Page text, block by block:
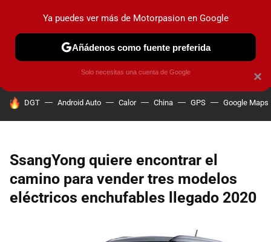
PRUEBAS COCHES ELÉCTRICOS OBSERVATORIO
HOY SE HABLA DE
DGT Android Auto Calor China GPS Google Maps
SsangYong quiere encontrar el
camino para vender tres modelos
eléctricos enchufables llegado 2020
×
Ya puedes ver más de Motorpasion en Google
Añádenos como fuente preferida
Solo necesitas una cuenta de Google